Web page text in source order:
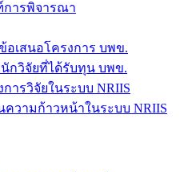
ารพิจารณา
อเสนอโครงการ บพข.
กวิจัยที่ได้รับทุน บพข.
ารวิจัยในระบบ NRIIS
ความก้าวหน้าในระบบ NRIIS